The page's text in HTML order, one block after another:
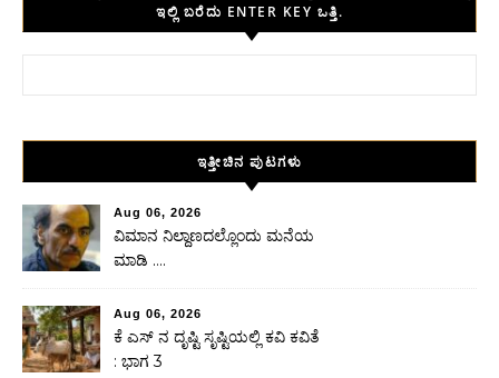
ಇಲ್ಲಿ ಬರೆದು ENTER KEY ಒತ್ತಿ.
ಇತ್ತೀಚಿನ ಪುಟಗಳು
Aug 06, 2026
ವಿಮಾನ ನಿಲ್ದಾಣದಲ್ಲೊಂದು ಮನೆಯ
ಮಾಡಿ ….
Aug 06, 2026
ಕೆ ಎಸ್ ನ ದೃಷ್ಟಿ ಸೃಷ್ಟಿಯಲ್ಲಿ ಕವಿ ಕವಿತೆ
: ಭಾಗ 3